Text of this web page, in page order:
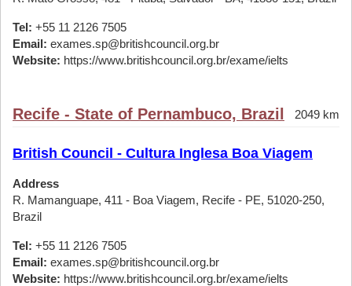
Tel: +55 11 2126 7505
Email: exames.sp@britishcouncil.org.br
Website: https://www.britishcouncil.org.br/exame/ielts
Recife - State of Pernambuco, Brazil 2049 km
British Council - Cultura Inglesa Boa Viagem
Address
R. Mamanguape, 411 - Boa Viagem, Recife - PE, 51020-250,
Brazil
Tel: +55 11 2126 7505
Email: exames.sp@britishcouncil.org.br
Website: https://www.britishcouncil.org.br/exame/ielts